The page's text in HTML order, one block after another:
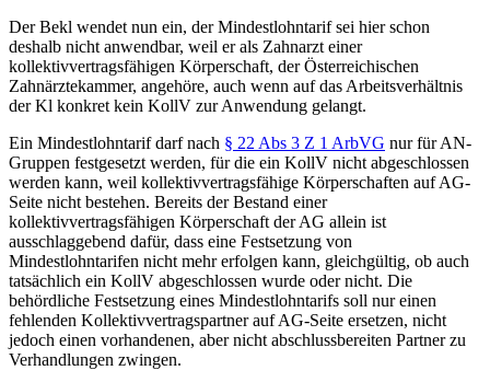
Der Bekl wendet nun ein, der Mindestlohntarif sei hier schon
deshalb nicht anwendbar, weil er als Zahnarzt einer
kollektivvertragsfähigen Körperschaft, der Österreichischen
Zahnärztekammer, angehöre, auch wenn auf das Arbeitsverhältnis
der Kl konkret kein KollV zur Anwendung gelangt.
Ein Mindestlohntarif darf nach § 22 Abs 3 Z 1 ArbVG nur für AN-
Gruppen festgesetzt werden, für die ein KollV nicht abgeschlossen
werden kann, weil kollektivvertragsfähige Körperschaften auf AG-
Seite nicht bestehen. Bereits der Bestand einer
kollektivvertragsfähigen Körperschaft der AG allein ist
ausschlaggebend dafür, dass eine Festsetzung von
Mindestlohntarifen nicht mehr erfolgen kann, gleichgültig, ob auch
tatsächlich ein KollV abgeschlossen wurde oder nicht. Die
behördliche Festsetzung eines Mindestlohntarifs soll nur einen
fehlenden Kollektivvertragspartner auf AG-Seite ersetzen, nicht
jedoch einen vorhandenen, aber nicht abschlussbereiten Partner zu
Verhandlungen zwingen.